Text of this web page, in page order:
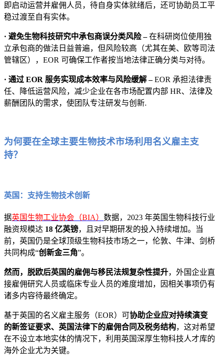
即启动运营并雇佣人员，待自身实体就绪后，还可协助员工平
稳过渡至自有实体。
· 避免生物科技研究中承包商误分类风险 –在科研岗位使用独
立承包商的做法日益普遍，但风险较高（尤其在美、欧等司法
管辖区），EOR 可确保工作者按当地法律正确分类与对待。
· 通过 EOR 服务实现成本效率与风险缓解 –EOR 承担法律责
任、降低运营风险，减少企业在各市场配置内部 HR、法律及
薪酬团队的需求，使团队专注研发与创新.
为何要在全球主要生物技术市场利用名义雇主支
持？
英国：支持生物技术创新
据英国生物工业协会（BIA） 数据，2023 年英国生物科技行业
融资规模达 18 亿英镑，且对早期研发的投入持续增加。当
前，英国仍是全球顶级生物科技市场之一，伦敦、牛津、剑桥
共同构成“创新金三角”。
然而，脱欧后英国的雇佣与移民法规复杂性提升，外国企业直
接雇佣研究人员或临床专业人员的难度增加，因相关事项仍有
诸多内容待最终确定。
基于英国的名义雇主服务（EOR）可协助企业应对持续演变
的新签证要求、英国法律下的雇佣合同及税务结构，这对希望
在不设立本地实体的情况下，利用英国深厚生物科技人才库的
海外企业尤为关键。